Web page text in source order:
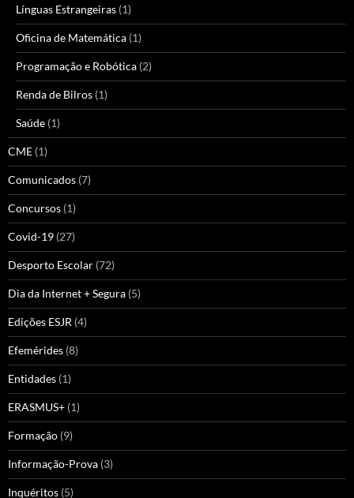
Línguas Estrangeiras (1)
Oficina de Matemática (1)
Programação e Robótica (2)
Renda de Bilros (1)
Saúde (1)
CME (1)
Comunicados (7)
Concursos (1)
Covid-19 (27)
Desporto Escolar (72)
Dia da Internet + Segura (5)
Edições ESJR (4)
Efemérides (8)
Entidades (1)
ERASMUS+ (1)
Formação (9)
Informação-Prova (3)
Inquéritos (5)